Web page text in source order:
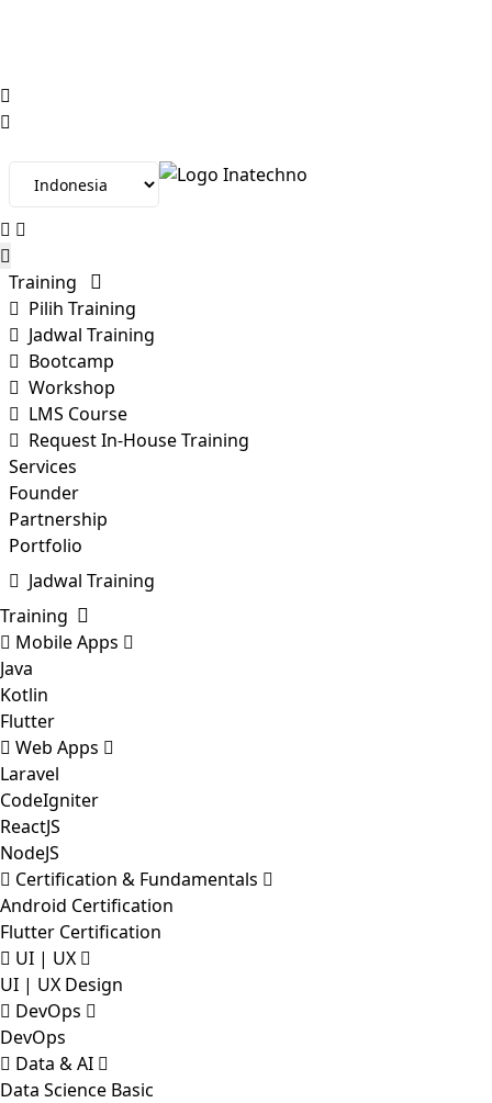
Training
Pilih Training
Jadwal Training
Bootcamp
Workshop
LMS Course
Request In-House Training
Services
Founder
Partnership
Portfolio
Jadwal Training
Training
Mobile Apps
Java
Kotlin
Flutter
Web Apps
Laravel
CodeIgniter
ReactJS
NodeJS
Certification & Fundamentals
Android Certification
Flutter Certification
UI | UX
UI | UX Design
DevOps
DevOps
Data & AI
Data Science Basic